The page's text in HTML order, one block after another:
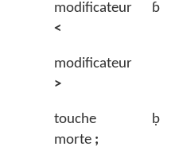
modificateur
<
ɓ
modificateur
>
touche
morte ;
ḅ